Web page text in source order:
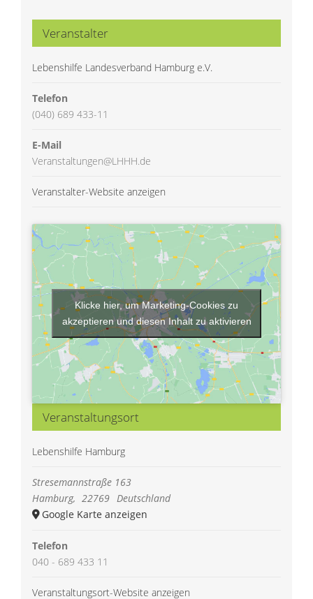
Veranstalter
Lebenshilfe Landesverband Hamburg e.V.
Telefon
(040) 689 433-11
E-Mail
Veranstaltungen@LHHH.de
Veranstalter-Website anzeigen
Veranstaltungsort
Lebenshilfe Hamburg
Stresemannstraße 163
Hamburg, 22769 Deutschland
Google Karte anzeigen
Telefon
040 - 689 433 11
Veranstaltungsort-Website anzeigen
Klicke hier, um Marketing-Cookies zu
akzeptieren und diesen Inhalt zu aktivieren